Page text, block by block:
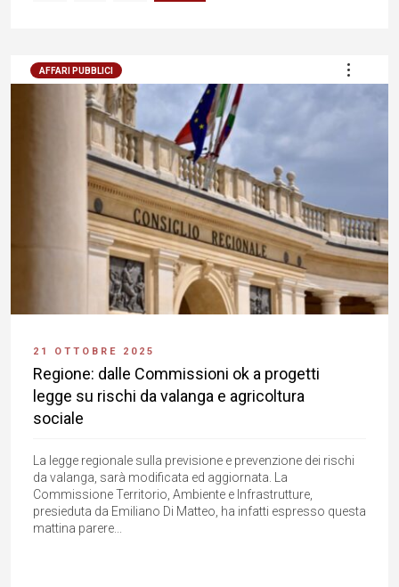
AFFARI PUBBLICI
21 OTTOBRE 2025
Regione: dalle Commissioni ok a progetti
legge su rischi da valanga e agricoltura
sociale
La legge regionale sulla previsione e prevenzione dei rischi
da valanga, sarà modificata ed aggiornata. La
Commissione Territorio, Ambiente e Infrastrutture,
presieduta da Emiliano Di Matteo, ha infatti espresso questa
mattina parere...